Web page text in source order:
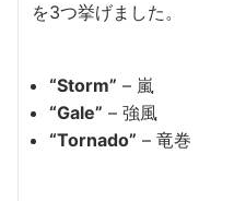
を3つ挙げました。
“Storm” – 嵐
“Gale” – 強風
“Tornado” – 竜巻